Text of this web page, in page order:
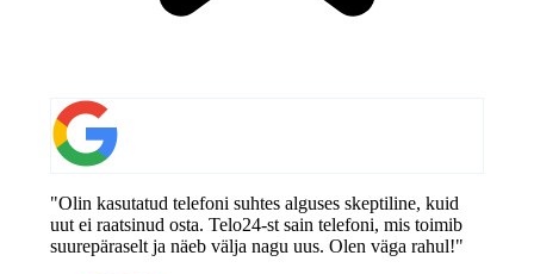
"Olin kasutatud telefoni suhtes alguses skeptiline, kuid
uut ei raatsinud osta. Telo24-st sain telefoni, mis toimib
suurepäraselt ja näeb välja nagu uus. Olen väga rahul!"